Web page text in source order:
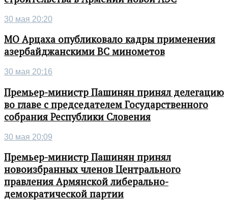
30 мая 20:20
МО Арцаха опубликовало кадры применения
азербайджанскими ВС минометов
30 мая 20:16
Премьер-министр Пашинян принял делегацию
во главе с председателем Государственного
собрания Республики Словения
30 мая 20:09
Премьер-министр Пашинян принял
новоизбранных членов Центрального
правления Армянской либерально-
демократической партии